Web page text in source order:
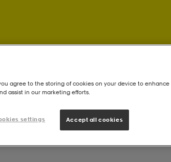
agree to the storing of cookies on your device to enhance
assist in our marketing efforts.
settings Accept all cookies